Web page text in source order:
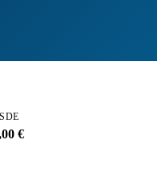
€